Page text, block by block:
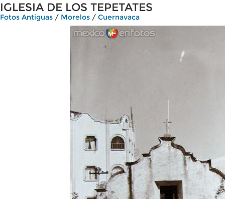
IGLESIA DE LOS TEPETATES
Fotos Antiguas / Morelos / Cuernavaca